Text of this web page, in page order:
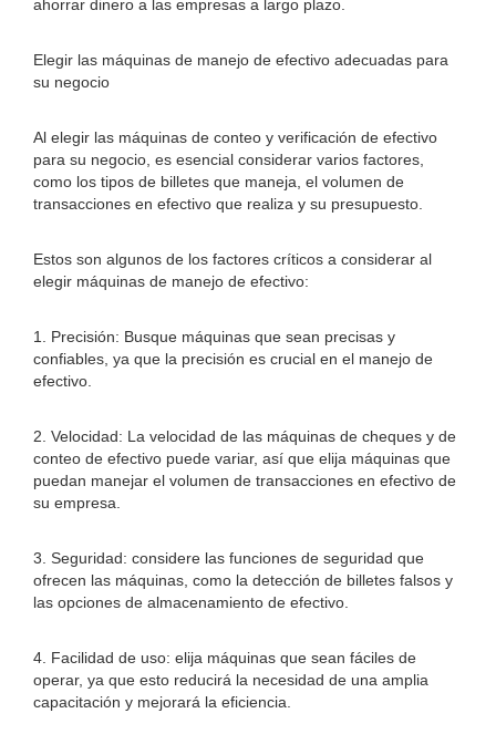
ahorrar dinero a las empresas a largo plazo.
Elegir las máquinas de manejo de efectivo adecuadas para
su negocio
Al elegir las máquinas de conteo y verificación de efectivo
para su negocio, es esencial considerar varios factores,
como los tipos de billetes que maneja, el volumen de
transacciones en efectivo que realiza y su presupuesto.
Estos son algunos de los factores críticos a considerar al
elegir máquinas de manejo de efectivo:
1. Precisión: Busque máquinas que sean precisas y
confiables, ya que la precisión es crucial en el manejo de
efectivo.
2. Velocidad: La velocidad de las máquinas de cheques y de
conteo de efectivo puede variar, así que elija máquinas que
puedan manejar el volumen de transacciones en efectivo de
su empresa.
3. Seguridad: considere las funciones de seguridad que
ofrecen las máquinas, como la detección de billetes falsos y
las opciones de almacenamiento de efectivo.
4. Facilidad de uso: elija máquinas que sean fáciles de
operar, ya que esto reducirá la necesidad de una amplia
capacitación y mejorará la eficiencia.